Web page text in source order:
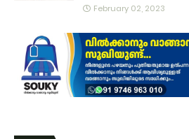
February 02, 2023